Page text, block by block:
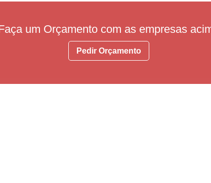
um Orçamento com as empresas
Pedir Orçamento